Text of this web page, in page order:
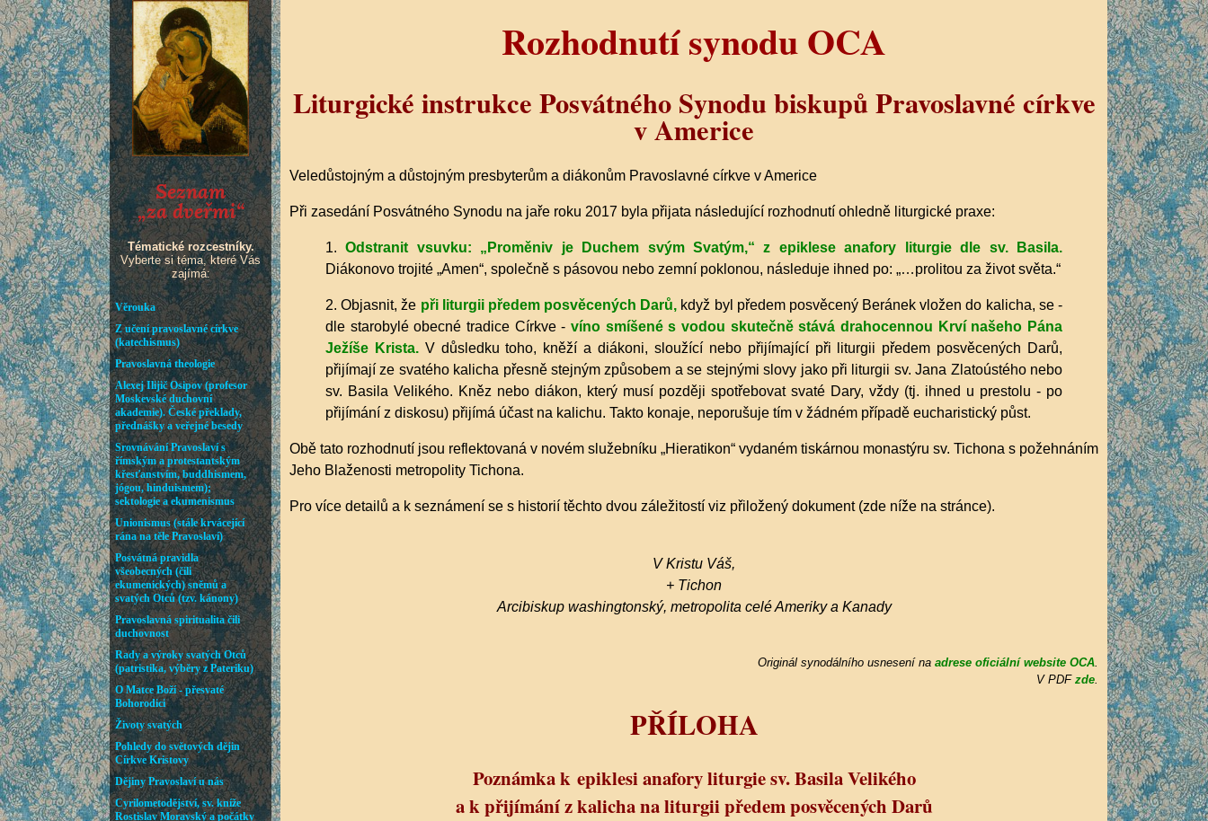
Rozhodnutí synodu OCA
Liturgické instrukce Posvátného Synodu biskupů Pravoslavné církve
v Americe
Veledůstojným a důstojným presbyterům a diákonům Pravoslavné církve v Americe
Při zasedání Posvátného Synodu na jaře roku 2017 byla přijata následující rozhodnutí ohledně liturgické praxe:
1.Odstranit vsuvku: „Proměniv je Duchem svým Svatým,“ z epiklese anafory liturgie dle sv. Basila.
Diákonovo trojité „Amen“, společně s pásovou nebo zemní poklonou, následuje ihned po: „…prolitou za život světa.“
2. Objasnit, že při liturgii předem posvěcených Darů, když byl předem posvěcený Beránek vložen do kalicha, se -
dle starobylé obecné tradice Církve - víno smíšené s vodou skutečně stává drahocennou Krví našeho Pána
Ježíše Krista.V důsledku toho, kněží a diákoni, sloužící nebo přijímající při liturgii předem posvěcených Darů,
přijímají ze svatého kalicha přesně stejným způsobem a se stejnými slovy jako při liturgii sv. Jana Zlatoústého nebo
sv. Basila Velikého. Kněz nebo diákon, který musí později spotřebovat svaté Dary, vždy (tj. ihned u prestolu - po
přijímání z diskosu) přijímá účast na kalichu. Takto konaje, neporušuje tím v žádném případě eucharistický půst.
Obě tato rozhodnutí jsou reflektovaná v novém služebníku „Hieratikon“ vydaném tiskárnou monastýru sv. Tichona s požehnáním
Jeho Blaženosti metropolity Tichona.
Pro více detailů a k seznámení se s historií těchto dvou záležitostí viz přiložený dokument (zde níže na stránce).
V Kristu Váš,
+ Tichon
Arcibiskup washingtonský, metropolita celé Ameriky a Kanady
Originál synodálního usnesení na adrese oficiální website OCA.
V PDF zde.
PŘÍLOHA
Poznámka k epiklesi anafory liturgie sv. Basila Velikého
a k přijímání z kalicha na liturgii předem posvěcených Darů